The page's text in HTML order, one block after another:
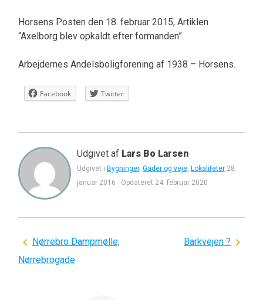
Horsens Posten den 18. februar 2015, Artiklen
“Axelborg blev opkaldt efter formanden”.
Arbejdernes Andelsboligforening af 1938 – Horsens.
Facebook Twitter
Udgivet af Lars Bo Larsen
Udgivet i Bygninger, Gader og veje, Lokaliteter 28.
januar 2016 - Opdateret 24. februar 2020
Indlægsnavigation
Nørrebro Dampmølle,
Nørrebrogade
Barkvejen ?